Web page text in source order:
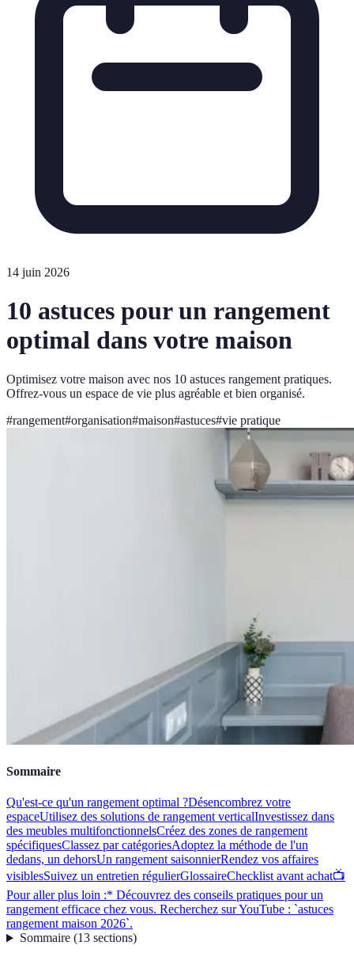
14 juin 2026
10 astuces pour un rangement
optimal dans votre maison
Optimisez votre maison avec nos 10 astuces rangement pratiques.
Offrez-vous un espace de vie plus agréable et bien organisé.
#rangement#organisation#maison#astuces#vie pratique
Sommaire
Qu'est-ce qu'un rangement optimal ?Désencombrez votre
espaceUtilisez des solutions de rangement verticalInvestissez dans
des meubles multifonctionnelsCréez des zones de rangement
spécifiquesClassez par catégoriesAdoptez la méthode de l'un
dedans, un dehorsUn rangement saisonnierRendez vos affaires
visiblesSuivez un entretien régulierGlossaireChecklist avant achat📺
Pour aller plus loin :* Découvrez des conseils pratiques pour un
rangement efficace chez vous. Recherchez sur YouTube : `astuces
rangement maison 2026`.
Sommaire(13 sections)